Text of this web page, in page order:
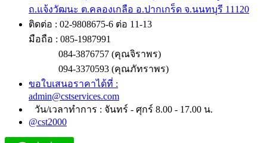
ถ.แจ้งวัฒนะ ต.คลองเกลือ อ.ปากเกร็ด จ.นนทบุรี 11120
ติดต่อ : 02-9808675-6 ต่อ 11-13
มือถือ : 085-1987991
084-3876757 (คุณจิราพร)
094-3370593 (คุณภัทราพร)
ขอใบเสนอราคาได้ที่ :
admin@cstservices.com
วัน/เวลาทำการ : จันทร์ - ศุกร์ 8.00 - 17.00 น.
@cst2000